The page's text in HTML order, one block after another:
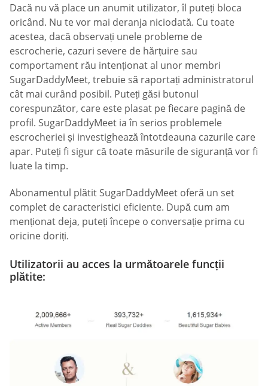
Dacă nu vă place un anumit utilizator, îl puteți bloca
oricând. Nu te vor mai deranja niciodată. Cu toate
acestea, dacă observați unele probleme de
escrocherie, cazuri severe de hărțuire sau
comportament rău intenționat al unor membri
SugarDaddyMeet, trebuie să raportați administratorul
cât mai curând posibil. Puteți găsi butonul
corespunzător, care este plasat pe fiecare pagină de
profil. SugarDaddyMeet ia în serios problemele
escrocheriei și investighează întotdeauna cazurile care
apar. Puteți fi sigur că toate măsurile de siguranță vor fi
luate la timp.
Abonamentul plătit SugarDaddyMeet oferă un set
complet de caracteristici eficiente. După cum am
menționat deja, puteți începe o conversație prima cu
oricine doriți.
Utilizatorii au acces la următoarele funcții
plătite: